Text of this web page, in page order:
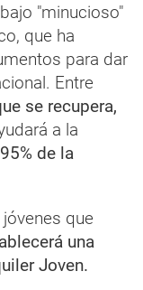
"minucioso"
que ha
para dar
Entre
se recupera,
a la
de la
que
una
Joven.